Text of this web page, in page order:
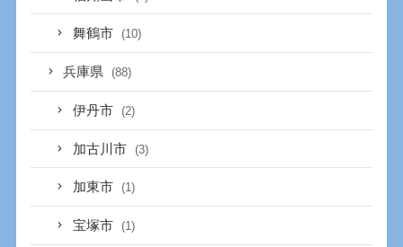
舞鶴市 (10)
兵庫県 (88)
伊丹市 (2)
加古川市 (3)
加東市 (1)
宝塚市 (1)